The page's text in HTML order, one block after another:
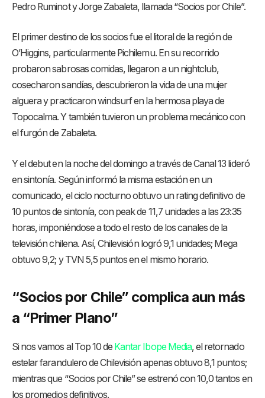
Pedro Ruminot y Jorge Zabaleta, llamada “Socios por Chile”.
El primer destino de los socios fue el litoral de la región de
O’Higgins, particularmente Pichilemu. En su recorrido
probaron sabrosas comidas, llegaron a un nightclub,
cosecharon sandías, descubrieron la vida de una mujer
alguera y practicaron windsurf en la hermosa playa de
Topocalma. Y también tuvieron un problema mecánico con
el furgón de Zabaleta.
Y el debut en la noche del domingo a través de Canal 13 lideró
en sintonía. Según informó la misma estación en un
comunicado, el ciclo nocturno obtuvo un rating definitivo de
10 puntos de sintonía, con peak de 11,7 unidades a las 23:35
horas, imponiéndose a todo el resto de los canales de la
televisión chilena. Así, Chilevisión logró 9,1 unidades; Mega
obtuvo 9,2; y TVN 5,5 puntos en el mismo horario.
“Socios por Chile” complica aun más
a “Primer Plano”
Si nos vamos al Top 10 de Kantar Ibope Media, el retornado
estelar farandulero de Chilevisión apenas obtuvo 8,1 puntos;
mientras que “Socios por Chile” se estrenó con 10,0 tantos en
los promedios definitivos.